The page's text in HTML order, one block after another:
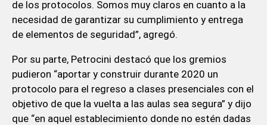
de los protocolos. Somos muy claros en cuanto a la
necesidad de garantizar su cumplimiento y entrega
de elementos de seguridad”, agregó.
Por su parte, Petrocini destacó que los gremios
pudieron “aportar y construir durante 2020 un
protocolo para el regreso a clases presenciales con el
objetivo de que la vuelta a las aulas sea segura” y dijo
que “en aquel establecimiento donde no estén dadas